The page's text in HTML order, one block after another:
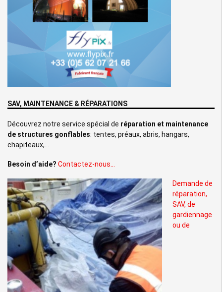
SAV, MAINTENANCE & RÉPARATIONS
Découvrez notre service spécial de réparation et maintenance
de structures gonflables: tentes, préaux, abris, hangars,
chapiteaux,…
Besoin d’aide? Contactez-nous…
Demande de
réparation,
SAV, de
gardiennage
ou de